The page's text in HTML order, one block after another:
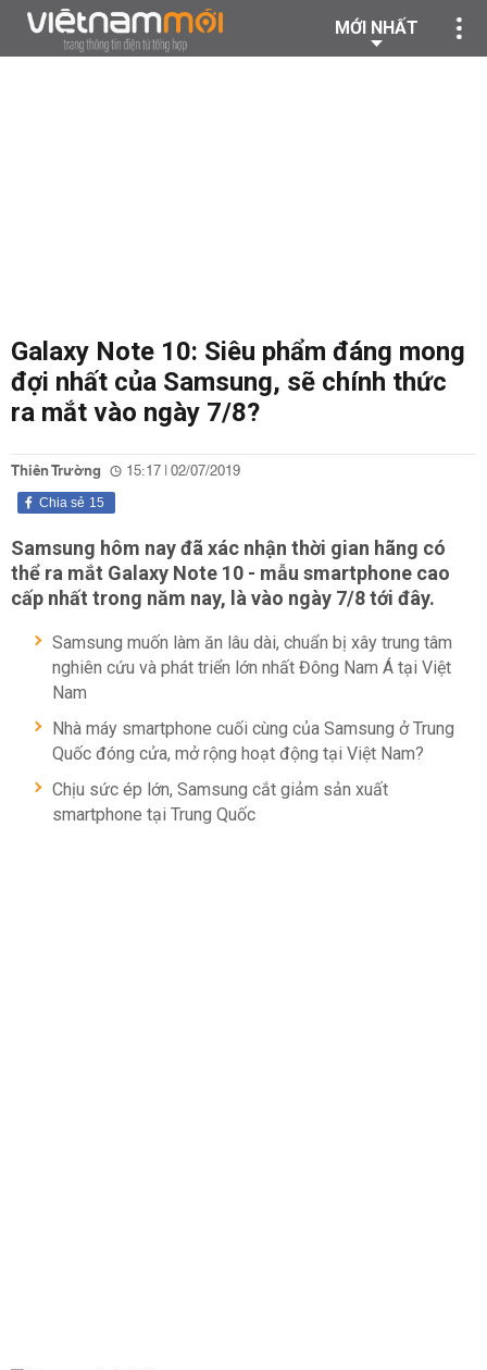
MỚI NHẤT
Galaxy Note 10: Siêu phẩm đáng mong
đợi nhất của Samsung, sẽ chính thức
ra mắt vào ngày 7/8?
Thiên Trường 15:17 | 02/07/2019
15
Chia sẻ
Samsung hôm nay đã xác nhận thời gian hãng có
thể ra mắt Galaxy Note 10 - mẫu smartphone cao
cấp nhất trong năm nay, là vào ngày 7/8 tới đây.
Samsung muốn làm ăn lâu dài, chuẩn bị xây trung tâm
nghiên cứu và phát triển lớn nhất Đông Nam Á tại Việt
Nam
Nhà máy smartphone cuối cùng của Samsung ở Trung
Quốc đóng cửa, mở rộng hoạt động tại Việt Nam?
Chịu sức ép lớn, Samsung cắt giảm sản xuất
smartphone tại Trung Quốc